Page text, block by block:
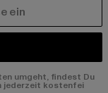
umgeht, findest Du
jederzeit kostenfei